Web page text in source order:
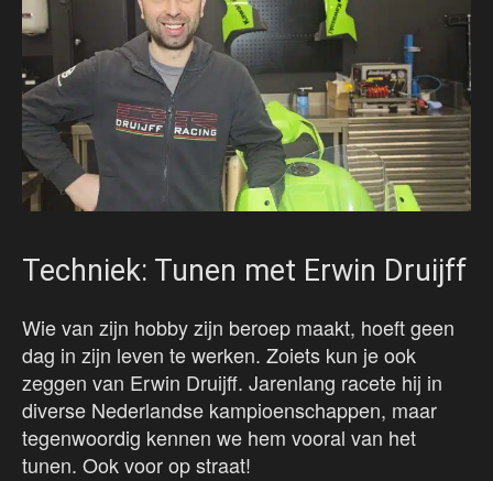
Techniek: Tunen met Erwin Druijff
Wie van zijn hobby zijn beroep maakt, hoeft geen
dag in zijn leven te werken. Zoiets kun je ook
zeggen van Erwin Druijff. Jarenlang racete hij in
diverse Nederlandse kampioenschappen, maar
tegenwoordig kennen we hem vooral van het
tunen. Ook voor op straat!